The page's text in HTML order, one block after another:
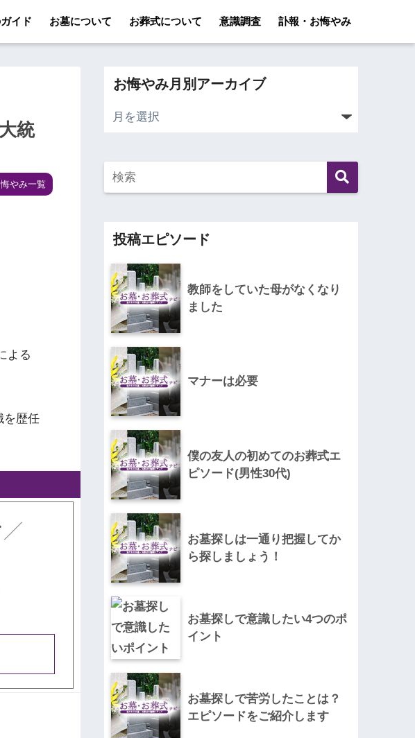
イド お墓について お葬式について 意識調査 訃報・お悔やみ
統
やみ一覧
よる
を歴任
お悔やみ月別アーカイブ
投稿エピソード
教師をしていた母がなくなり
ました
マナーは必要
僕の友人の初めてのお葬式エ
ピソード(男性30代)
お墓探しは一通り把握してか
ら探しましょう！
お墓探しで意識したい4つのポ
イント
お墓探しで苦労したことは？
エピソードをご紹介します